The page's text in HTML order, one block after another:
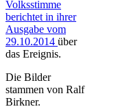
Volksstimme
berichtet in ihrer
Ausgabe vom
29.10.2014 über
das Ereignis.
Die Bilder
stammen von Ralf
Birkner.